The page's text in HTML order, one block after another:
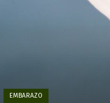
EMBARAZO